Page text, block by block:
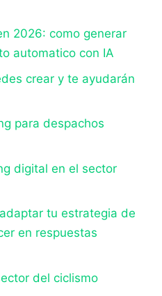
2026: como generar
automatico con IA
crear y te ayudarán
para despachos
digital en el sector
tu estrategia de
en respuestas
del ciclismo